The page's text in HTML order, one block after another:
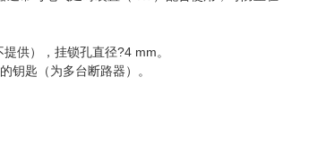
供），挂锁孔直径?4 mm。
钥匙（为多台断路器）。